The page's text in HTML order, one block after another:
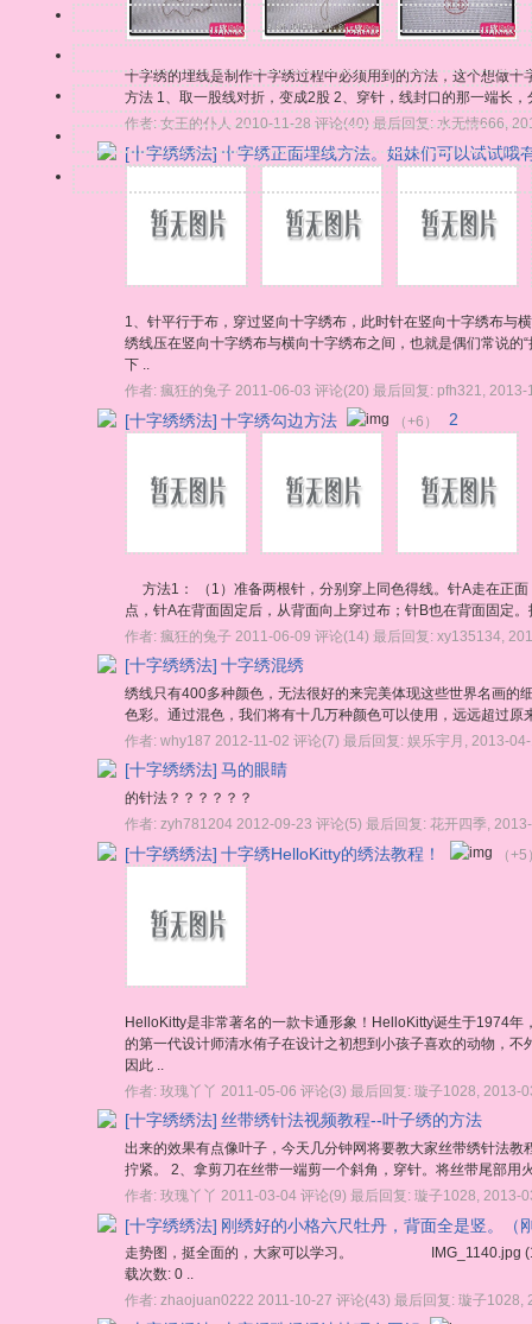
十字绣的埋线是制作十字绣过程中必须用到的方法，这个想做
方法 1、取一股线对折，变成2股 2、穿针，线封口的那一端长
作者:女王的仆人 2010-11-28 评论(40) 最后回复:水无情666,
[十字绣绣法]十字绣正面埋线方法。姐妹们可以试试哦
1、针平行于布，穿过竖向十字绣布，此时针在竖向十字绣布与
绣线压在竖向十字绣布与横向十字绣布之间，也就是偶们常说
下 ..
作者: 瘋狂的兔子 2011-06-03 评论(20) 最后回复: pfh321 2013-
[十字绣绣法] 十字绣勾边方法 （+6） 2
方法1： （1）准备两根针，分别穿上同色得线。针A走在正
点，针A在背面固定后，从背面向上穿过布；针B也在背面固定
作者: 瘋狂的兔子 2011-06-09 评论(14) 最后回复: xy135134
[十字绣绣法] 十字绣混绣
绣线只有400多种颜色，无法很好的来完美体现这些世界名画
色彩。通过混色，我们将有十几万种颜色可以使用，远远超过
作者: why187 2012-11-02 评论(7) 最后回复: 娱乐宇月 2013-
[十字绣绣法] 马的眼睛
的针法？？？？？？
作者: zyh781204 2012-09-23 评论(5) 最后回复: 花开四季
[十字绣绣法] 十字绣HelloKitty的绣法教程！ （
HelloKitty是非常著名的一款卡通形象！HelloKitty诞生于1974
的第一代设计师清水侑子在设计之初想到小孩子喜欢的动物，
因此 ..
作者: 玫瑰丫丫 2011-05-06 评论(3) 最后回复: 璇子1028 2013-
[十字绣绣法] 丝带绣针法视频教程--叶子绣的方法
出来的效果有点像叶子，今天几分钟网将要教大家丝带绣针法
拧紧。 2、拿剪刀在丝带一端剪一个斜角，穿针。将丝带尾部用
作者: 玫瑰丫丫 2011-03-04 评论(9) 最后回复: 璇子1028 2013-
[十字绣绣法] 刚绣好的小格六尺牡丹，背面全是竖。（
走势图，挺全面的，大家可以学习。 IMG_1140.jpg (1.24
载次数: 0 ..
作者: zhaojuan0222 2011-10-27 评论(43) 最后回复: 璇子1028